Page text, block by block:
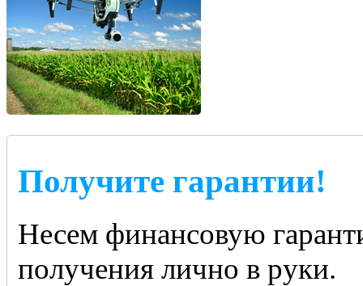
Получите гарантии!
Несем финансовую
получения лично в руки.